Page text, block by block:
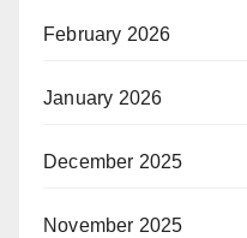
February 2026
January 2026
December 2025
November 2025